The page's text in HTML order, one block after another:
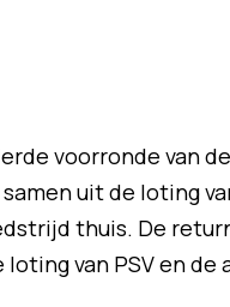
voorronde van
uit de loting
thuis. De
van PSV en de